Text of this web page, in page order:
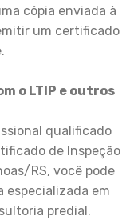
cópia enviada à
um certificado
o LTIP e outros
qualificado
de Inspeção
RS, você pode
especializada em
predial.